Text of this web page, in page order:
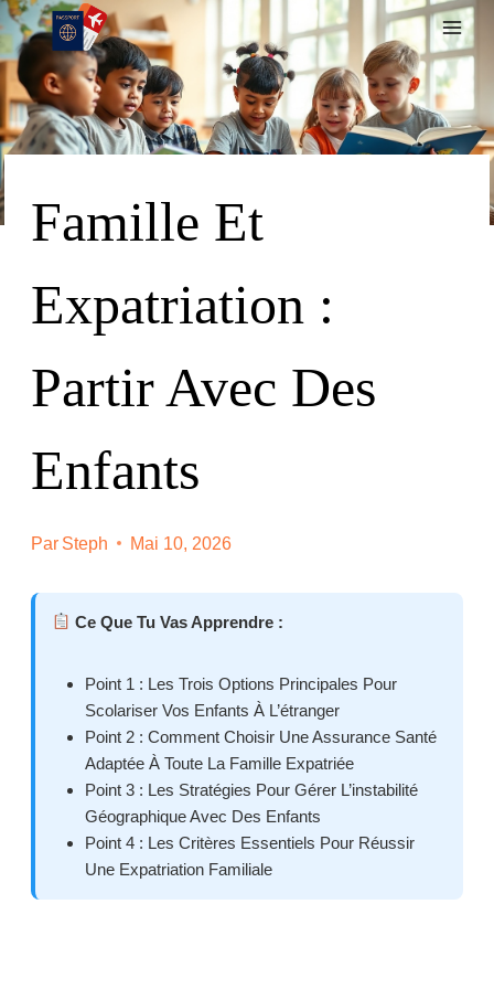
Skip
To
Content
Famille Et
Expatriation :
Partir Avec Des
Enfants
Par Steph Mai 10, 2026
Ce Que Tu Vas Apprendre :
Point 1 : Les Trois Options Principales Pour
Scolariser Vos Enfants À L’étranger
Point 2 : Comment Choisir Une Assurance Santé
Adaptée À Toute La Famille Expatriée
Point 3 : Les Stratégies Pour Gérer L’instabilité
Géographique Avec Des Enfants
Point 4 : Les Critères Essentiels Pour Réussir
Une Expatriation Familiale